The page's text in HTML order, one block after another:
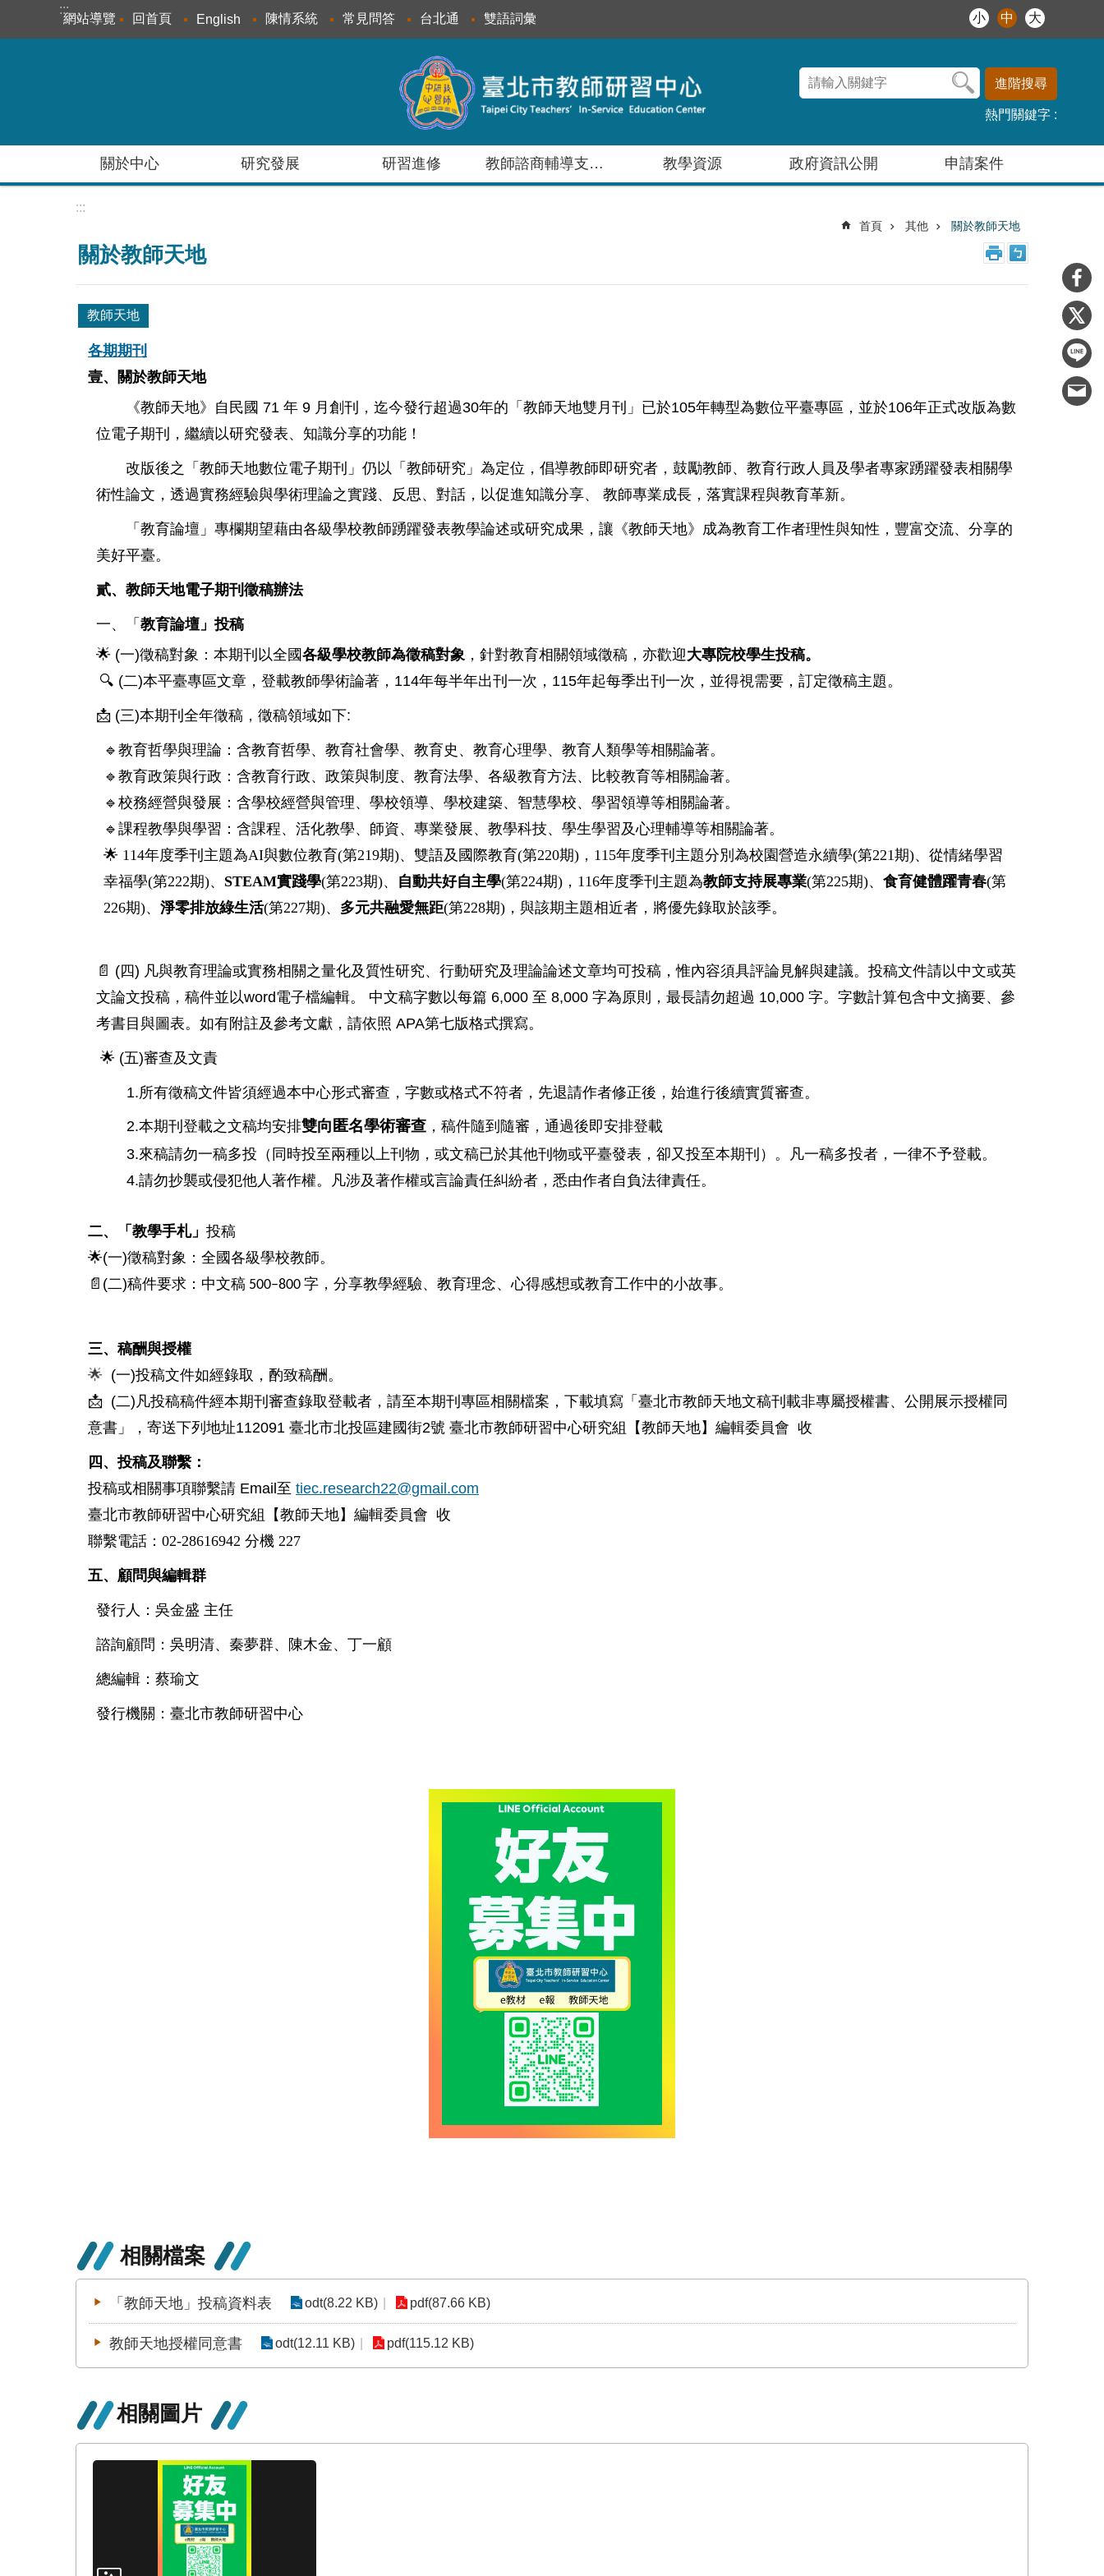
跳到主要內容區塊
:::
網站導覽 回首頁 English 陳情系統 常見問答 台北通 雙語詞彙 小 中 大
進階搜尋
熱門關鍵字
關於中心 研究發展 研習進修 教師諮商輔導支持服務 教學資源 政府資訊公開 申請案件
:::
首頁 其他 關於教師天地
關於教師天地
教師天地
各期期刊
壹、關於教師天地
《教師天地》自民國 71 年 9 月創刊，迄今發行超過30年的「教師天地雙月刊」已於105年轉型為數位平臺專區，並於106年正式改版為數
位電子期刊，繼續以研究發表、知識分享的功能！
改版後之「教師天地數位電子期刊」仍以「教師研究」為定位，倡導教師即研究者，鼓勵教師、教育行政人員及學者專家踴躍發表相關學
術性論文，透過實務經驗與學術理論之實踐、反思、對話，以促進知識分享、
教師專業成長，落實課程與教育革新。
「教育論壇」專欄期望藉由各級學校教師踴躍發表教學論述或研究成果，讓《教師天地》成為教育工作者理性與知性，豐富交流、分享的
美好平臺。
貳、教師天地電子期刊徵稿辦法
一、「 教育論壇」投稿
🌟 (一)徵稿對象：本期刊以全國各級學校教師為徵稿對象 ，針對教育相關領域徵稿，亦歡迎大專院校學生投稿。
🔍 (二)本平臺專區文章，登載教師學術論著， 114年每半年出刊一次， 115年起每季出刊一次，並得視需要，訂定徵稿主題。
📩 (三)本期刊全年徵稿，徵稿領域如下:
🔹 教育哲學與理論：含教育哲學、教育社會學、教育史、教育心理學、教育人類學等相關論著。
🔹 教育政策與行政：含教育行政、政策與制度、教育法學、各級教育方法、比較教育等相關論著。
🔹 校務經營與發展：含學校經營與管理、學校領導、學校建築、智慧學校、學習領導等相關論著。
🔹 課程教學與學習：含課程、活化教學、師資、專業發展、教學科技、學生學習及心理輔導等相關論著。
🌟 114年度季刊主題為AI與數位教育(第219期)、雙語及國際教育(第220期)，115年度季刊主題分別為校園營造永續學(第221期)、從情緒學習
幸福學(第222期)、 STEAM實踐學(第223期)、 自動共好自主學(第224期)，116年度季刊主題為教師支持展專業(第225期)、 食育健體躍青春(第
226期)、 淨零排放綠生活(第227期)、 多元共融愛無距(第228期)，與該期主題相近者，將優先錄取於該季。
📄 (四) 凡與教育理論或實務相關之量化及質性研究、行動研究及理論論述文章均可投稿，惟內容須具評論見解與建議。投稿文件請以中文或英
文論文投稿，稿件並以word電子檔編輯。 中文稿字數以每篇 6,000 至 8,000 字為原則，最長請勿超過 10,000 字。字數計算包含中文摘要、參
考書目與圖表。如有附註及參考文獻，請依照 APA第七版格式撰寫。
🌟 (五)審查及文責
1.所有徵稿文件皆須經過本中心形式審查，字數或格式不符者，先退請作者修正後，始進行後續實質審查。
2.本期刊登載之文稿均安排雙向匿名學術審查 ，稿件隨到隨審，通過後即安排登載
3.來稿請勿一稿多投（同時投至兩種以上刊物，或文稿已於其他刊物或平臺發表，卻又投至本期刊）。凡一稿多投者，一律不予登載。
4.請勿抄襲或侵犯他人著作權。凡涉及著作權或言論責任糾紛者，悉由作者自負法律責任。
二、「教學手札」 投稿
🌟(一)徵稿對象：全國各級學校教師。
📄(二)稿件要求：中文稿 500–800 字，分享教學經驗、教育理念、心得感想或教育工作中的小故事。
三、稿酬與授權
🌟 (一)投稿文件如經錄取，酌致稿酬。
📩 (二)凡投稿稿件經本期刊審查錄取登載者，請至本期刊專區相關檔案，下載填寫「臺北市教師天地文稿刊載非專屬授權書、公開展示授權同
意書」，寄送下列地址112091 臺北市北投區建國街2號 臺北市教師研習中心研究組【教師天地】編輯委員會 收
四、投稿及聯繫：
投稿或相關事項聯繫請 Email至 tiec.research22@gmail.com
臺北市教師研習中心研究組【教師天地】編輯委員會 收
聯繫電話：02-28616942 分機 227
五、顧問與編輯群
發行人：吳金盛 主任
諮詢顧問：吳明清、秦夢群、陳木金、丁一顧
總編輯：蔡瑜文
發行機關：臺北市教師研習中心
相關檔案
「教師天地」投稿資料表 odt(8.22 KB) pdf(87.66 KB)
教師天地授權同意書 odt(12.11 KB) pdf(115.12 KB)
相關圖片